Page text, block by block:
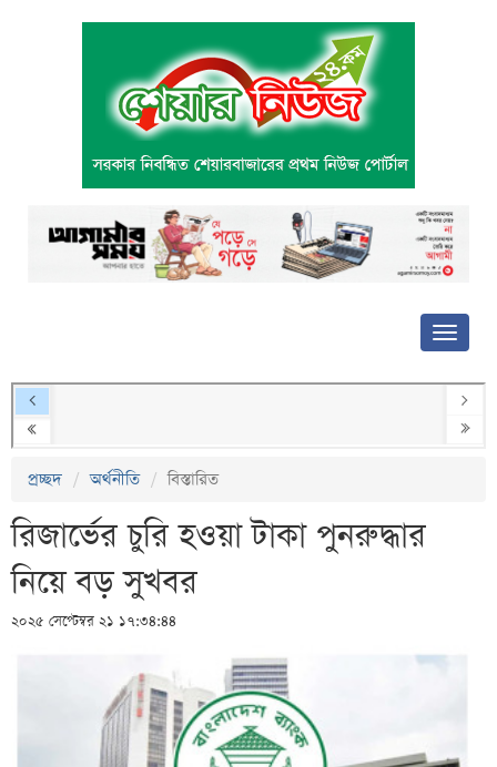
প্রচ্ছদ অর্থনীতি বিস্তারিত
রিজার্ভের চুরি হওয়া টাকা পুনরুদ্ধার
নিয়ে বড় সুখবর
২০২৫ সেপ্টেম্বর ২১ ১৭:৩৪:৪৪